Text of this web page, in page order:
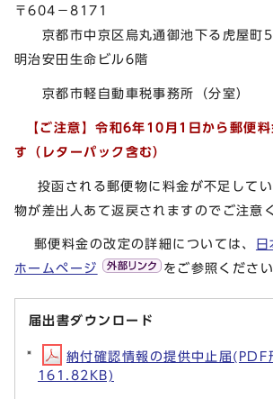
〒604－8171
京都市中京区烏丸通御池下る虎屋町
明治安田生命ビル6階
京都市軽自動車税事務所（分室）
【ご注意】令和6年10月1日から郵便料
す（レターパック含む）
投函される郵便物に料金が不足してい
物が差出人あて返戻されますのでご注意
郵便料金の改定の詳細については、
ホームページ
をご参照ください
届出書ダウンロード
納付確認情報の提供中止届(PDF
161.82KB)